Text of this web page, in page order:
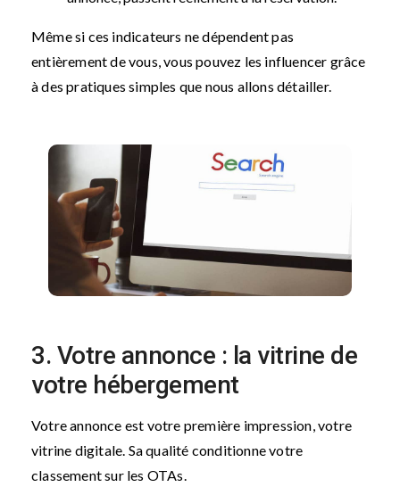
Même si ces indicateurs ne dépendent pas
entièrement de vous, vous pouvez les influencer grâce
à des pratiques simples que nous allons détailler.
3. Votre annonce : la vitrine de
votre hébergement
Votre annonce est votre première impression, votre
vitrine digitale. Sa qualité conditionne votre
classement sur les OTAs.